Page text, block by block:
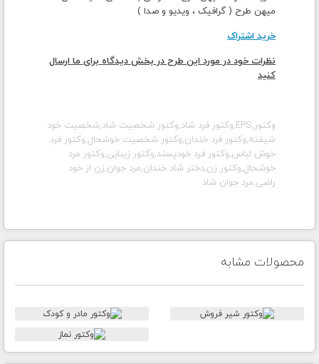
میهن طرح ( گرافیک ، ویدیو و صدا )
خرید اشتراک
نظرات خود در مورد این طرح در بخش دیدگاه برای ما ارسال
کنید
وکتور,EPS,وکتور فرد شاد,وکتور شخصیت شاد,شخصیت خود
شیفته,وکتور فرد خندان,وکتور شخصیت خوشحال,وکتور فرد
خوش لباس,وکتور فرد خودپسند,وکتور زیبایی,وکتور مرد
خوشحال,وکتور زن,دختر شاد خندان,مرد جوان,زن از خود
راضی,مرد جوان شاد
محصولات مشابه